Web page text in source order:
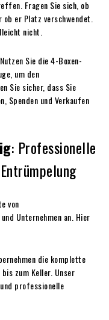
Fragen Sie sich, ob
er Platz verschwendet.
nicht.
Sie die 4-Boxen-
um den
Sie sicher, dass Sie
Spenden und Verkaufen
: Professionelle
von
Unternehmen an. Hier
die komplette
bis zum Keller. Unser
professionelle